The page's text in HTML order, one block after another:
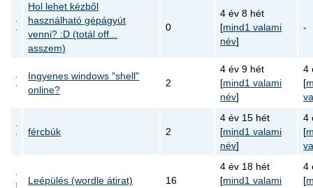
Hol lehet kézből
használható gépágyút
venni? :D (totál off...
asszem)
0
4 év 8 hét
[mind1 valami
név]
-
Ingyenes windows "shell"
online?
2
4 év 9 hét
[mind1 valami
név]
4
[
fércbúk 2
4 év 15 hét
[mind1 valami
név]
4
[
Leépülés (wordle átirat) 16
4 év 18 hét
[mind1 valami
4
[